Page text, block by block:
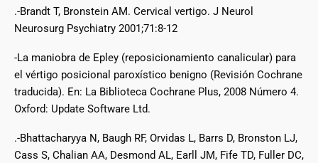
.-Brandt T, Bronstein AM. Cervical vertigo. J Neurol
Neurosurg Psychiatry 2001;71:8-12
-La maniobra de Epley (reposicionamiento canalicular) para
el vértigo posicional paroxístico benigno (Revisión Cochrane
traducida). En: La Biblioteca Cochrane Plus, 2008 Número 4.
Oxford: Update Software Ltd.
.-Bhattacharyya N, Baugh RF, Orvidas L, Barrs D, Bronston LJ,
Cass S, Chalian AA, Desmond AL, Earll JM, Fife TD, Fuller DC,